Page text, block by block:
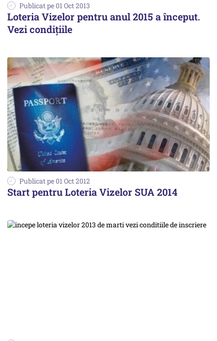
Publicat pe 01 Oct 2013
Loteria Vizelor pentru anul 2015 a început.
Vezi condițiile
Publicat pe 01 Oct 2012
Start pentru Loteria Vizelor SUA 2014